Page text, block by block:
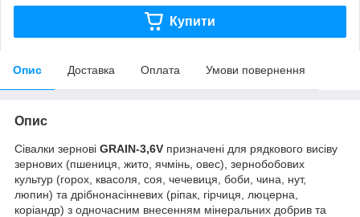
Купити
Опис Доставка Оплата Умови повернення
Опис
Сівалки зернові GRAIN-3,6V призначені для рядкового висіву
зернових (пшениця, жито, ячмінь, овес), зернобобових
культур (горох, квасоля, соя, чечевиця, боби, чина, нут,
люпин) та дрібнонасінневих (ріпак, гірчиця, люцерна,
коріандр) з одночасним внесенням мінеральних добрив та